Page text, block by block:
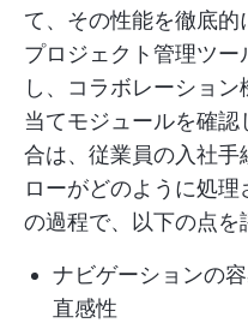
て、その性能を徹底的
プロジェクト管理ツ
し、コラボレーショ
当てモジュールを確
合は、従業員の入社手
ローがどのように処
の過程で、以下の点を
ナビゲーションの
直感性